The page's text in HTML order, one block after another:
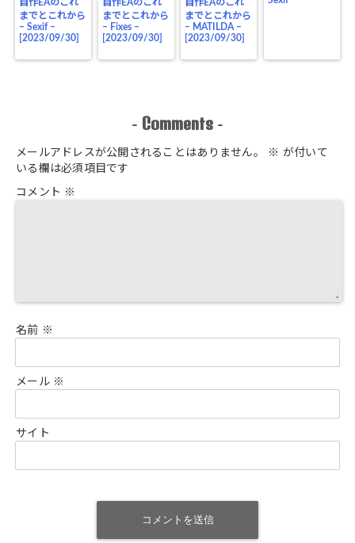
自作EAのこれ
までとこれから
– Sexif –
[2023/09/30]
自作EAのこれ
までとこれから
– Fixes –
[2023/09/30]
自作EAのこれ
までとこれから
– MATILDA –
[2023/09/30]
- Comments -
メールアドレスが公開されることはありません。 ※ が付いて
いる欄は必須項目です
コメント ※
名前 ※
メール ※
サイト